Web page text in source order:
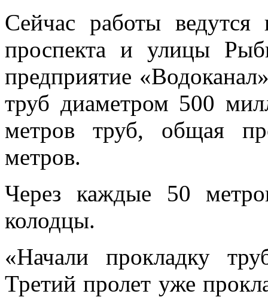
Сейчас работы ведутся
проспекта и улицы
предприятие
труб диаметром 500
метров труб, общая
метров.
Через каждые 50
колодцы.
«Начали прокладку
Третий пролет уже